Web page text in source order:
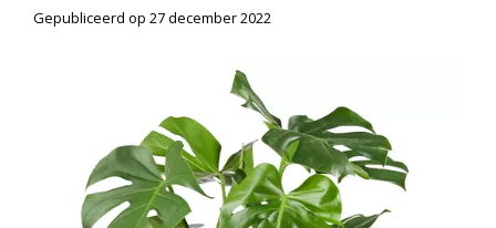
Gepubliceerd op 27 december 2022